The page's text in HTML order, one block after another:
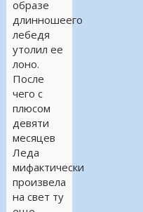
образе
длинношеего
лебедя
утолил ее
лоно.
После
чего с
плюсом
девяти
месяцев
Леда
мифактически
произвела
на свет ту